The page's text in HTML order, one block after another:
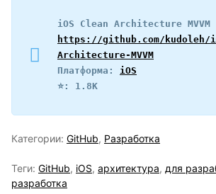
https://github.com/kudoleh/
Architecture-MVVM
Платформа: iOS
⭐️: 1.8K
Категории: GitHub, Разработка
Теги: GitHub, iOS, архитектура, для
разработка